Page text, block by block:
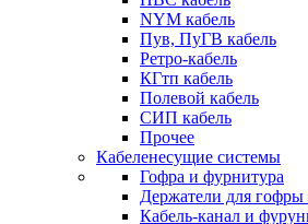
NYM кабель
Пув, ПуГВ кабель
Ретро-кабель
КГтп кабель
Полевой кабель
СИП кабель
Прочее
Кабеленесущие системы
Гофра и фурнитура
Держатели для
Кабель-канал и